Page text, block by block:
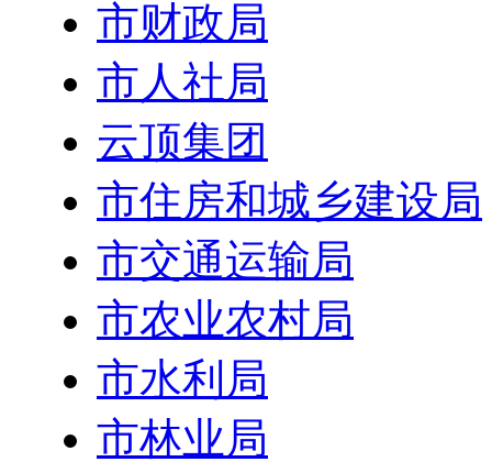
市财政局
市人社局
云顶集团
市住房和城乡建设局
市交通运输局
市农业农村局
市水利局
市林业局